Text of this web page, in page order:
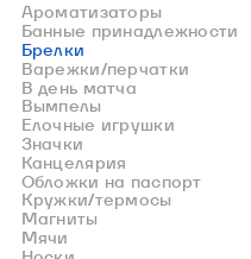
Ароматизаторы
Банные принадлежности
Брелки
Варежки/перчатки
В день матча
Вымпелы
Елочные игрушки
Значки
Канцелярия
Обложки на паспорт
Кружки/термосы
Магниты
Мячи